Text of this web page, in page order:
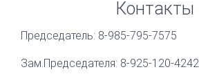
Контакты
Председатель: 8-985-795-7575
Зам.Председателя: 8-925-120-4242